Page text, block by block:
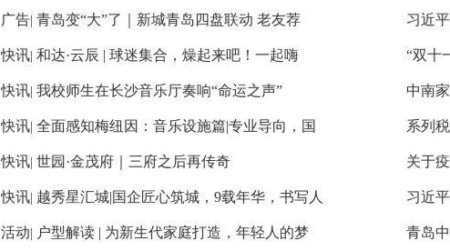
广告 青岛变“大”了｜新城青岛四盘联动 老友荐
快讯 和达·云辰 | 球迷集合，燥起来吧！一起嗨
快讯 我校师生在长沙音乐厅奏响“命运之声”
快讯 全面感知梅纽因：音乐设施篇|专业导向，国
快讯 世园·金茂府｜三府之后再传奇
快讯 越秀星汇城|国企匠心筑城，9载年华，书写人
活动 户型解读 | 为新生代家庭打造，年轻人的梦
习近
“双十
中南
系列
关于
习近
青岛